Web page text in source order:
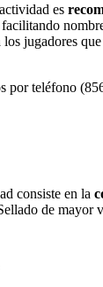
es
jugadores
por teléfono
consiste en la
de mayor